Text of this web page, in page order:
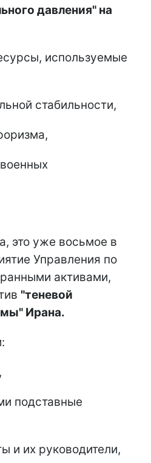
давления" на
используемые
стабильности,
это уже восьмое в
Управления по
активами,
"теневой
Ирана.
подставные
и их руководители,